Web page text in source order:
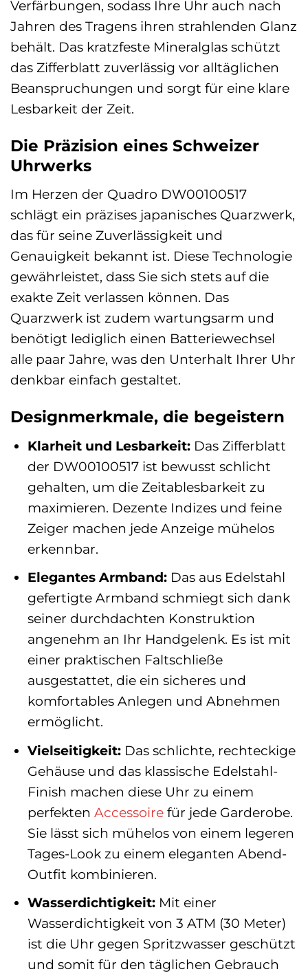
Verfärbungen, sodass Ihre Uhr auch nach
Jahren des Tragens ihren strahlenden Glanz
behält. Das kratzfeste Mineralglas schützt
das Zifferblatt zuverlässig vor alltäglichen
Beanspruchungen und sorgt für eine klare
Lesbarkeit der Zeit.
Die Präzision eines Schweizer
Uhrwerks
Im Herzen der Quadro DW00100517
schlägt ein präzises japanisches Quarzwerk,
das für seine Zuverlässigkeit und
Genauigkeit bekannt ist. Diese Technologie
gewährleistet, dass Sie sich stets auf die
exakte Zeit verlassen können. Das
Quarzwerk ist zudem wartungsarm und
benötigt lediglich einen Batteriewechsel
alle paar Jahre, was den Unterhalt Ihrer Uhr
denkbar einfach gestaltet.
Designmerkmale, die begeistern
Klarheit und Lesbarkeit:Das Zifferblatt
der DW00100517 ist bewusst schlicht
gehalten, um die Zeitablesbarkeit zu
maximieren. Dezente Indizes und feine
Zeiger machen jede Anzeige mühelos
erkennbar.
Elegantes Armband:Das aus Edelstahl
gefertigte Armband schmiegt sich dank
seiner durchdachten Konstruktion
angenehm an Ihr Handgelenk. Es ist mit
einer praktischen Faltschließe
ausgestattet, die ein sicheres und
komfortables Anlegen und Abnehmen
ermöglicht.
Vielseitigkeit:Das schlichte, rechteckige
Gehäuse und das klassische Edelstahl-
Finish machen diese Uhr zu einem
perfekten Accessoirefür jede Garderobe.
Sie lässt sich mühelos von einem legeren
Tages-Look zu einem eleganten Abend-
Outfit kombinieren.
Wasserdichtigkeit:Mit einer
Wasserdichtigkeit von 3 ATM (30 Meter)
ist die Uhr gegen Spritzwasser geschützt
und somit für den täglichen Gebrauch